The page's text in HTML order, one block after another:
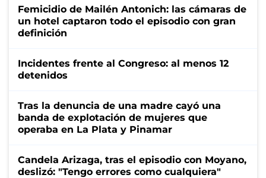
Femicidio de Mailén Antonich: las cámaras de
un hotel captaron todo el episodio con gran
definición
Incidentes frente al Congreso: al menos 12
detenidos
Tras la denuncia de una madre cayó una
banda de explotación de mujeres que
operaba en La Plata y Pinamar
Candela Arizaga, tras el episodio con Moyano,
deslizó: "Tengo errores como cualquiera"